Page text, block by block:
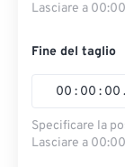
Lasciare a
Fine del taglio
00 : 00 : 00 .
Specificare la
Lasciare a